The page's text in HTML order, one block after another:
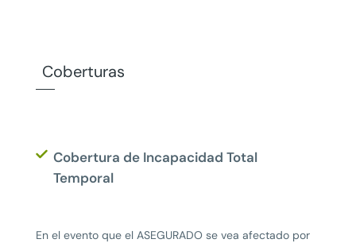
Coberturas
Cobertura de Incapacidad Total
Temporal
En el evento que el ASEGURADO se vea afectado por